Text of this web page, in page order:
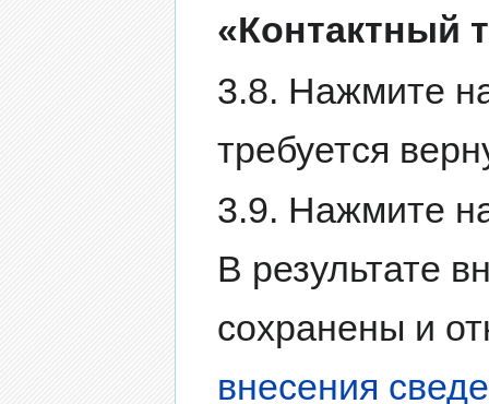
«Контактный
3.8. Нажмите
требуется
3.9. Нажмите
В результате
сохранены и
внесения